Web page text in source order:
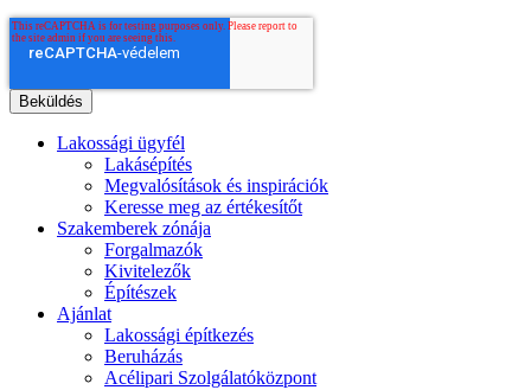
Lakossági ügyfél
Lakásépítés
Megvalósítások és inspirációk
Keresse meg az értékesítőt
Szakemberek zónája
Forgalmazók
Kivitelezők
Építészek
Ajánlat
Lakossági építkezés
Beruházás
Acélipari Szolgálatóközpont